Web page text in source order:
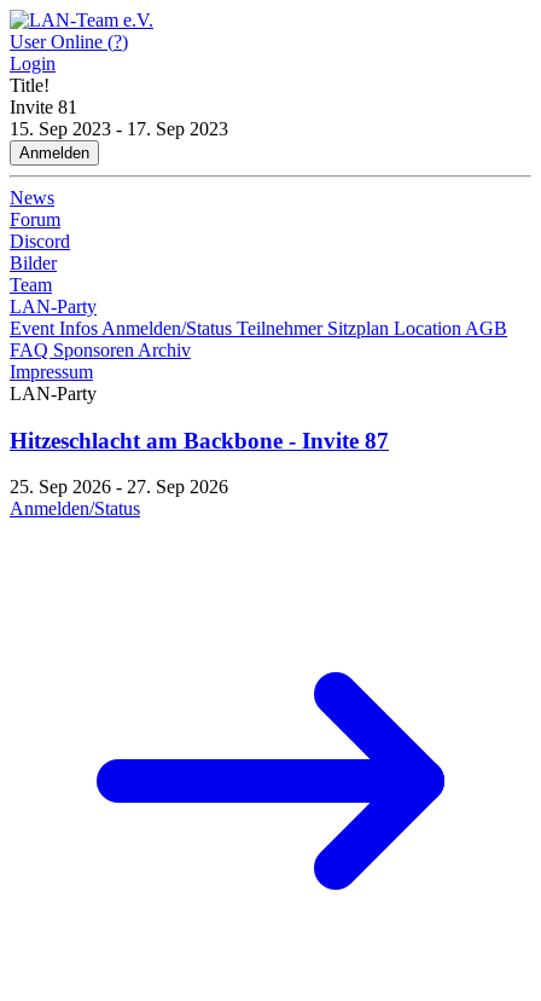
User Online (?)
Login
Title!
Invite 81
15. Sep 2023 - 17. Sep 2023
Anmelden
News
Forum
Discord
Bilder
Team
LAN-Party
Event Infos Anmelden/Status Teilnehmer Sitzplan Location AGB
FAQ Sponsoren Archiv
Impressum
LAN-Party
Hitzeschlacht am Backbone - Invite 87
25. Sep 2026 - 27. Sep 2026
Anmelden/Status